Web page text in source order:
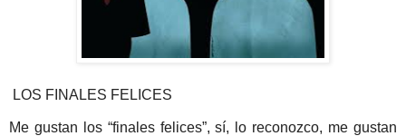
LOS FINALES FELICES
Me gustan los “finales felices”, sí, lo reconozco, me gustan